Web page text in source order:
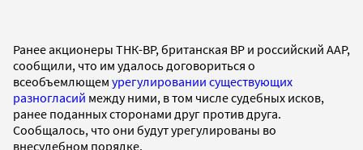
Ранее акционеры ТНК-BP, британская BP и российский ААР,
сообщили, что им удалось договориться о
всеобъемлющем урегулировании существующих
разногласий между ними, в том числе судебных исков,
ранее поданных сторонами друг против друга.
Сообщалось, что они будут урегулированы во
внесудебном порядке.